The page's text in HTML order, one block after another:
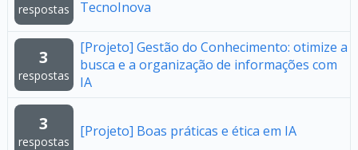
respostas
TecnoInova
3
respostas
[Projeto] Gestão do Conhecimento: otimize a
busca e a organização de informações com
IA
3
respostas
[Projeto] Boas práticas e ética em IA